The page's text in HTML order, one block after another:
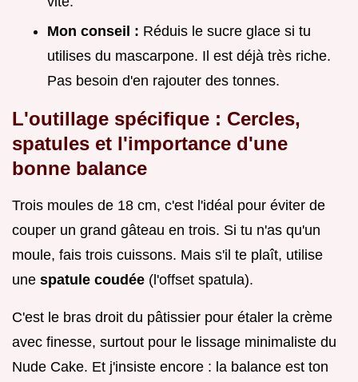
Mon conseil : Réduis le sucre glace si tu
utilises du mascarpone. Il est déjà très riche.
Pas besoin d'en rajouter des tonnes.
L'outillage spécifique : Cercles,
spatules et l'importance d'une
bonne balance
Trois moules de 18 cm, c'est l'idéal pour éviter de
couper un grand gâteau en trois. Si tu n'as qu'un
moule, fais trois cuissons. Mais s'il te plaît, utilise
une spatule coudée (l'offset spatula).
C'est le bras droit du pâtissier pour étaler la crème
avec finesse, surtout pour le lissage minimaliste du
Nude Cake. Et j'insiste encore : la balance est ton